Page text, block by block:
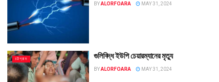
BYALORFOARA MAY 31, 2024
চট্টগ্রাম গুলিবিদ্ধ ইউপি চেয়ারম্যানের মৃত্যু
BYALORFOARA MAY 31, 2024